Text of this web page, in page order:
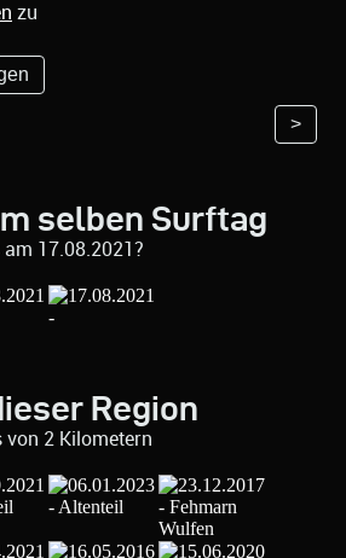
zu
>
selben Surftag
17.08.2021?
Region
2 Kilometern